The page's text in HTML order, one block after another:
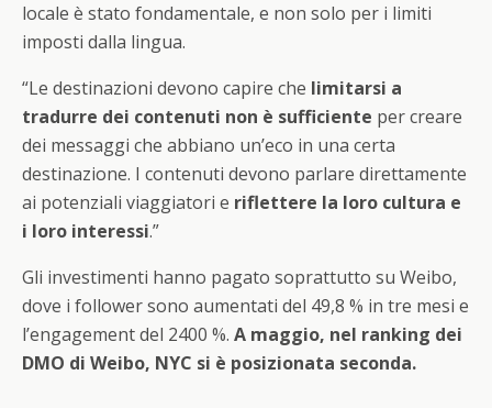
locale è stato fondamentale, e non solo per i limiti
imposti dalla lingua.
“Le destinazioni devono capire che limitarsi a
tradurre dei contenuti non è sufficiente per creare
dei messaggi che abbiano un’eco in una certa
destinazione. I contenuti devono parlare direttamente
ai potenziali viaggiatori e riflettere la loro cultura e
i loro interessi.”
Gli investimenti hanno pagato soprattutto su Weibo,
dove i follower sono aumentati del 49,8 % in tre mesi e
l’engagement del 2400 %. A maggio, nel ranking dei
DMO di Weibo, NYC si è posizionata seconda.